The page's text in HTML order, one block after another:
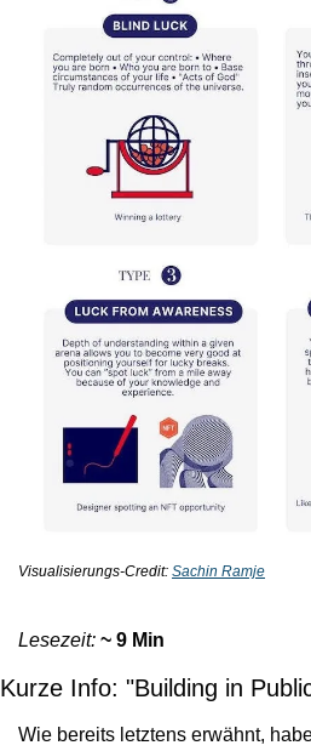
Visualisierungs-Credit: Sachin Ramje
Lesezeit: ~ 9 Min
Kurze Info: "Building in
Wie bereits letztens erwähnt,